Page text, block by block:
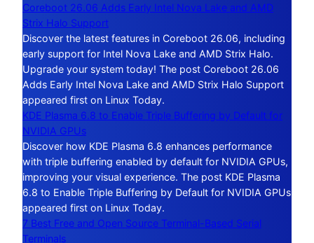
Coreboot 26.06 Adds Early Intel Nova Lake and AMD
Strix Halo Support
Discover the latest features in Coreboot 26.06, including
early support for Intel Nova Lake and AMD Strix Halo.
Upgrade your system today! The post Coreboot 26.06
Adds Early Intel Nova Lake and AMD Strix Halo Support
appeared first on Linux Today.
KDE Plasma 6.8 to Enable Triple Buffering by Default for
NVIDIA GPUs
Discover how KDE Plasma 6.8 enhances performance
with triple buffering enabled by default for NVIDIA GPUs,
improving your visual experience. The post KDE Plasma
6.8 to Enable Triple Buffering by Default for NVIDIA GPUs
appeared first on Linux Today.
7 Best Free and Open Source Terminal-Based Serial
Terminals